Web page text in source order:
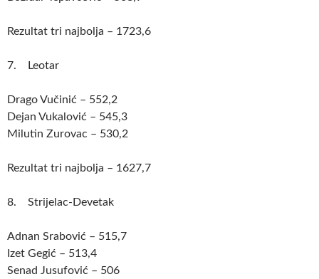
Rezultat tri najbolja – 1723,6
7. Leotar
Drago Vučinić – 552,2
Dejan Vukalović – 545,3
Milutin Zurovac – 530,2
Rezultat tri najbolja – 1627,7
8. Strijelac-Devetak
Adnan Srabović – 515,7
Izet Gegić – 513,4
Senad Jusufović – 506